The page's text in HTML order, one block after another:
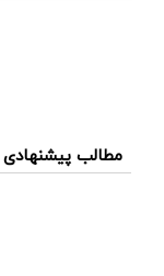
مطالب پیشنهادی